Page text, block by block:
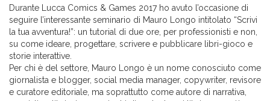
Durante Lucca Comics & Games 2017 ho avuto l’occasione di
seguire l’interessante seminario di Mauro Longo intitolato “Scrivi
la tua avventura!”: un tutorial di due ore, per professionisti e non,
su come ideare, progettare, scrivere e pubblicare libri-gioco e
storie interattive.
Per chi è del settore, Mauro Longo è un nome conosciuto come
giornalista e blogger, social media manager, copywriter, revisore
e curatore editoriale, ma soprattutto come autore di narrativa,